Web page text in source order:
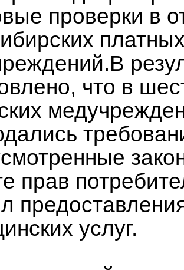
проверки в
что в
прав
услуг.